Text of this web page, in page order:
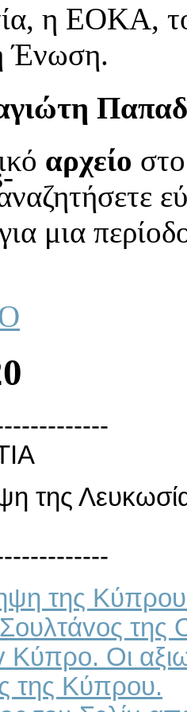
η ΕΟΚΑ,
Ένωση.
αρχείο
μια
της
της
της
Κύπρo. Οι
της Κύπρoυ.